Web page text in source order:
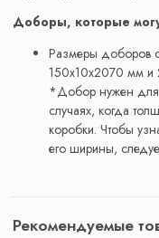
Доборы, которые
Размеры доборов
150x10x2070 мм
*Добор нужен для
случаях, когда
коробки. Чтобы
его ширины,
Рекомендуемые